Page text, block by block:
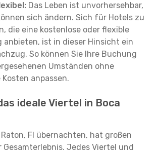
Das Leben ist unvorhersehbar,
sich ändern. Sich für Hotels zu
die eine kostenlose oder flexible
anbieten, ist in dieser Hinsicht ein
So können Sie Ihre Buchung
Umständen ohne
anpassen.
ideale Viertel in Boca
Raton, Fl übernachten, hat großen
Gesamterlebnis. Jedes Viertel und